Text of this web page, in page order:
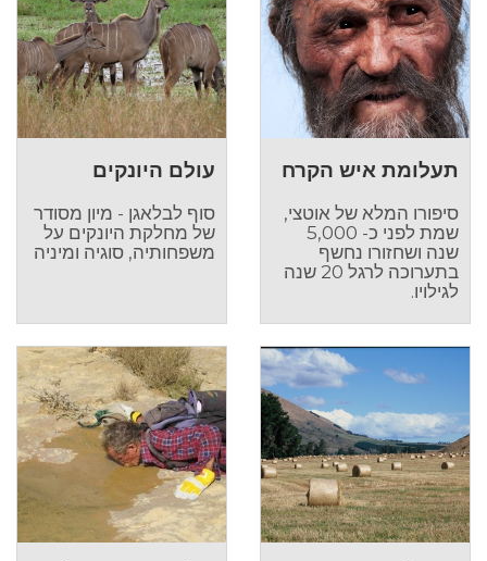
תעלומת איש הקרח
סיפורו המלא של אוטצי,
שמת לפני כ- 5,000
שנה ושחזורו נחשף
בתערוכה לרגל 20 שנה
לגילויו.
עולם היונקים
סוף לבלאגן - מיון מסודר
של מחלקת היונקים על
משפחותיה, סוגיה ומיניה